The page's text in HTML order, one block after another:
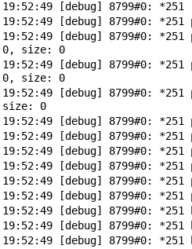
19:52:49 [debug] 8799#0:
19:52:49 [debug] 8799#0:
19:52:49 [debug] 8799#0: